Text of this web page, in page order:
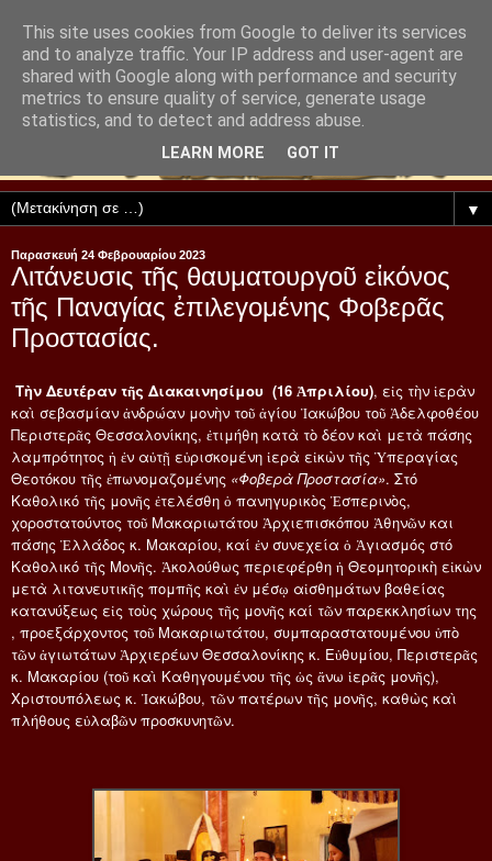
▼
Παρασκευή 24 Φεβρουαρίου 2023
Λιτάνευσις τῆς θαυματουργοῦ εἰκόνος
τῆς Παναγίας ἐπιλεγομένης Φοβερᾶς
Προστασίας.
Τὴν Δευτέραν τῆς Διακαινησίμου (16 Ἀπριλίου), εἰς τὴν ἱερὰν
καὶ σεβασμίαν ἀνδρώαν μονὴν τοῦ ἁγίου Ἰακώβου τοῦ Ἀδελφοθέου
Περιστερᾶς Θεσσαλονίκης, ἐτιμήθη κατὰ τὸ δέον καὶ μετὰ πάσης
λαμπρότητος ἡ ἐν αὐτῇ εὑρισκομένη ἱερὰ εἰκὼν τῆς Ὑπεραγίας
Θεοτόκου τῆς ἐπωνομαζομένης «Φοβερὰ Προστασία». Στό
Καθολικό τῆς μονῆς ἐτελέσθη ὁ πανηγυρικὸς Ἑσπερινὸς,
χοροστατούντος τοῦ Μακαριωτάτου Ἀρχιεπισκόπου Ἀθηνῶν και
πάσης Ἑλλάδος κ. Μακαρίου, καί ἐν συνεχεία ὁ Ἁγιασμός στό
Καθολικό τῆς Μονῆς. Ἀκολούθως περιεφέρθη ἡ Θεομητορικὴ εἰκὼν
μετὰ λιτανευτικῆς πομπῆς καὶ ἐν μέσῳ αἰσθημάτων βαθείας
κατανύξεως εἰς τοὺς χώρους τῆς μονῆς καί τῶν παρεκκλησίων της
, προεξάρχοντος τοῦ Μακαριωτάτου, συμπαραστατουμένου ὑπὸ
τῶν ἁγιωτάτων Ἀρχιερέων Θεσσαλονίκης κ. Εὐθυμίου, Περιστερᾶς
κ. Μακαρίου (τοῦ καὶ Καθηγουμένου τῆς ὡς ἄνω ἱερᾶς μονῆς),
Χριστουπόλεως κ. Ἰακώβου, τῶν πατέρων τῆς μονῆς, καθὼς καὶ
πλήθους εὐλαβῶν προσκυνητῶν.
This site uses cookies from Google to deliver its services
and to analyze traffic. Your IP address and user-agent are
shared with Google along with performance and security
metrics to ensure quality of service, generate usage
statistics, and to detect and address abuse.
LEARN MORE GOT IT